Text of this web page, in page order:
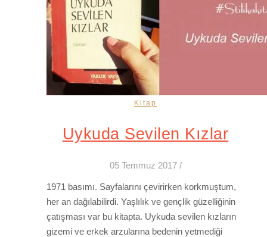
Kitap
Uykuda Sevilen Kızlar
05 Temmuz 2017 /
1971 basımı. Sayfalarını çevirirken korkmuştum,
her an dağılabilirdi. Yaşlılık ve gençlik güzelliğinin
çatışması var bu kitapta. Uykuda sevilen kızların
gizemi ve erkek arzularına bedenin yetmediği